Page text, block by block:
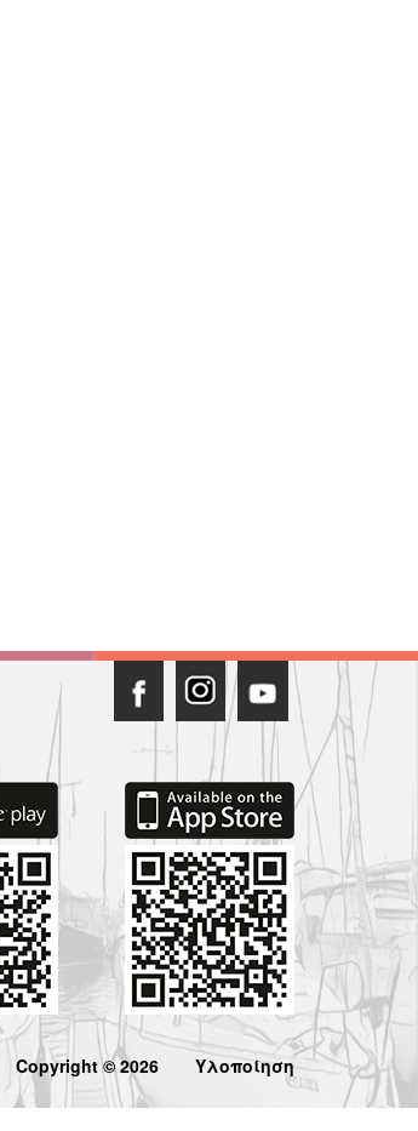
Copyright © 2026 Υλοποίηση